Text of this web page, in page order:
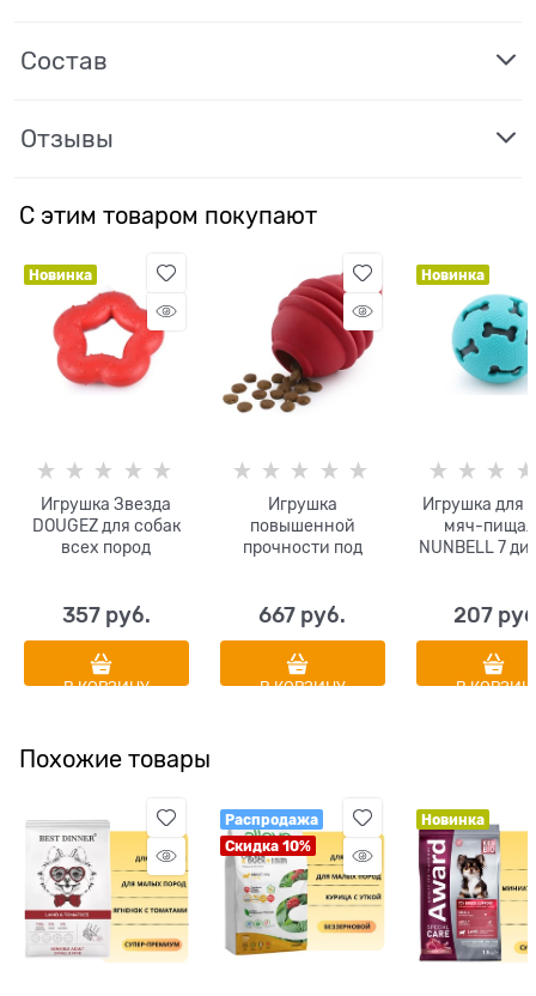
Состав
Отзывы
С этим товаром покупают
Новинка
Игрушка Звезда
DOUGEZ для собак
всех пород
см
357 руб.
В КОРЗИНУ
Игрушка
повышенной
прочности под
и крупных пород 15
х 9.5 см
667 руб.
В КОРЗИНУ
Новинка
Игрушка для
мяч-
NUNBELL 7
207
В
Похожие товары
Распродажа
Скидка 10%
Новинка